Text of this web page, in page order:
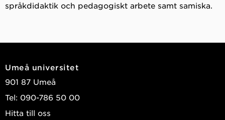
språkdidaktik och pedagogiskt arbete samt samiska.
Umeå universitet
901 87 Umeå
Tel: 090-786 50 00
Hitta till oss